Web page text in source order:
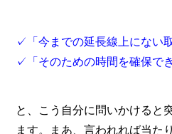
✓「今までの延長線上にない
✓「そのための時間を確保で
と、こう自分に問いかけると
ます。まあ、言われれば当た